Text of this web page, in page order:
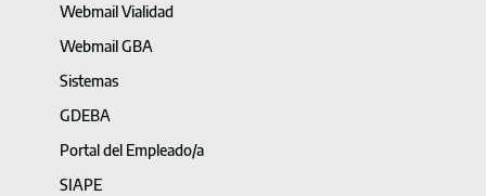
Webmail Vialidad
Webmail GBA
Sistemas
GDEBA
Portal del Empleado/a
SIAPE